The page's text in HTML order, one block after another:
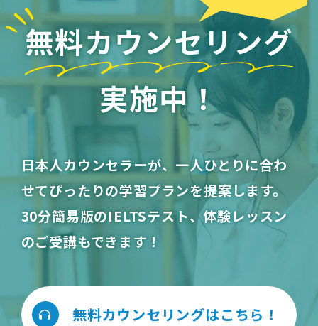
無料カウンセリング
実施中！
日本人カウンセラーが、一人ひとりに合わ
せてぴったりの学習プランを提案します。
30分簡易版のIELTSテスト、体験レッスン
のご受講もできます！
無料カウンセリングはこちら！